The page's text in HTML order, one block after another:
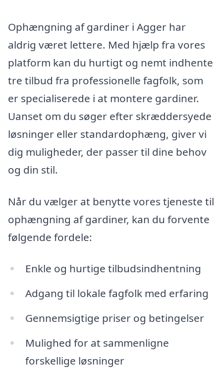
Ophængning af gardiner i Agger har
aldrig været lettere. Med hjælp fra vores
platform kan du hurtigt og nemt indhente
tre tilbud fra professionelle fagfolk, som
er specialiserede i at montere gardiner.
Uanset om du søger efter skræddersyede
løsninger eller standardophæng, giver vi
dig muligheder, der passer til dine behov
og din stil.
Når du vælger at benytte vores tjeneste til
ophængning af gardiner, kan du forvente
følgende fordele:
Enkle og hurtige tilbudsindhentning
Adgang til lokale fagfolk med erfaring
Gennemsigtige priser og betingelser
Mulighed for at sammenligne
forskellige løsninger